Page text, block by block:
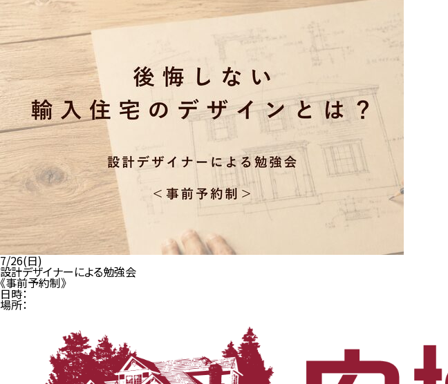
7/26(日)
設計デザイナーによる勉強会
《事前予約制》
日時：
場所：